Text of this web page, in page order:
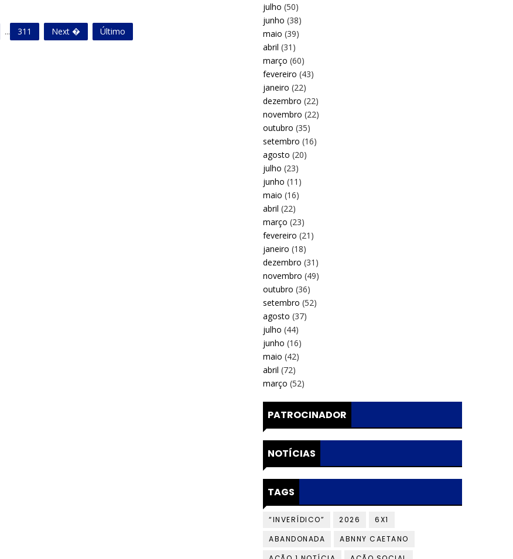
... 311 Next � Último
julho (50)
junho (38)
maio (39)
abril (31)
março (60)
fevereiro (43)
janeiro (22)
dezembro (22)
novembro (22)
outubro (35)
setembro (16)
agosto (20)
julho (23)
junho (11)
maio (16)
abril (22)
março (23)
fevereiro (21)
janeiro (18)
dezembro (31)
novembro (49)
outubro (36)
setembro (52)
agosto (37)
julho (44)
junho (16)
maio (42)
abril (72)
março (52)
PATROCINADOR
NOTÍCIAS
TAGS
“INVERÍDICO” 2026
6X1
ABANDONADA
ABNNY CAETANO